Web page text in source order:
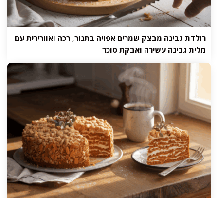
רולדת גבינה מבצק שמרים אפויה בתנור, רכה ואוורירית עם
מלית גבינה עשירה ואבקת סוכר